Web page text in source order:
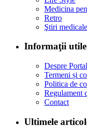
Medicina
Retro
Ştiri medicale
Informaţii utile
Despre
Termeni și
Politica de
Regulament
Contact
Ultimele